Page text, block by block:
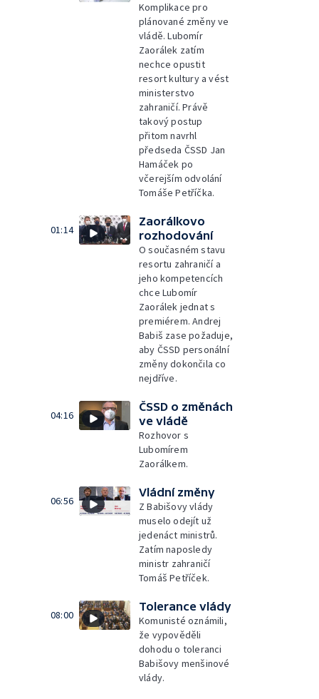
Komplikace pro
plánované změny ve
vládě. Lubomír
Zaorálek zatím
nechce opustit
resort kultury a vést
ministerstvo
zahraničí. Právě
takový postup
přitom navrhl
předseda ČSSD Jan
Hamáček po
včerejším odvolání
Tomáše Petříčka.
01:14
Zaorálkovo
rozhodování
O současném stavu
resortu zahraničí a
jeho kompetencích
chce Lubomír
Zaorálek jednat s
premiérem. Andrej
Babiš zase požaduje,
aby ČSSD personální
změny dokončila co
nejdříve.
04:16
ČSSD o změnách
ve vládě
Rozhovor s
Lubomírem
Zaorálkem.
06:56
Vládní změny
Z Babišovy vlády
muselo odejít už
jedenáct ministrů.
Zatím naposledy
ministr zahraničí
Tomáš Petříček.
08:00
Tolerance vlády
Komunisté oznámili,
že vypověděli
dohodu o toleranci
Babišovy menšinové
vlády.